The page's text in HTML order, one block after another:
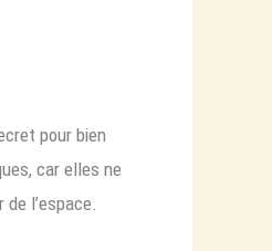
pour bien
car elles ne
l’espace.